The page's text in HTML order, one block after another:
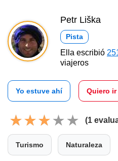
Petr Liška
Pista
Ella escribió
viajeros
Yo estuve ahí Quiero
(1
Turismo Naturaleza